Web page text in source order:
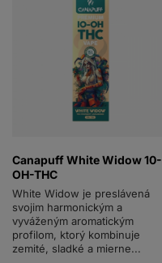
Canapuff White Widow 10-
OH-THC
White Widow je preslávená
svojim harmonickým a
vyváženým aromatickým
profilom, ktorý kombinuje
zemité, sladké a mierne...